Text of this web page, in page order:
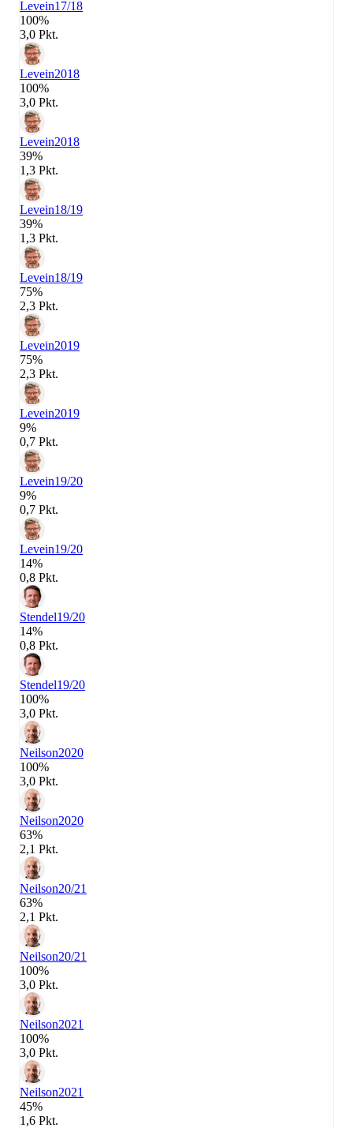
Levein17/18
100%
3,0 Pkt.
Levein2018
100%
3,0 Pkt.
Levein2018
39%
1,3 Pkt.
Levein18/19
39%
1,3 Pkt.
Levein18/19
75%
2,3 Pkt.
Levein2019
75%
2,3 Pkt.
Levein2019
9%
0,7 Pkt.
Levein19/20
9%
0,7 Pkt.
Levein19/20
14%
0,8 Pkt.
Stendel19/20
14%
0,8 Pkt.
Stendel19/20
100%
3,0 Pkt.
Neilson2020
100%
3,0 Pkt.
Neilson2020
63%
2,1 Pkt.
Neilson20/21
63%
2,1 Pkt.
Neilson20/21
100%
3,0 Pkt.
Neilson2021
100%
3,0 Pkt.
Neilson2021
45%
1,6 Pkt.